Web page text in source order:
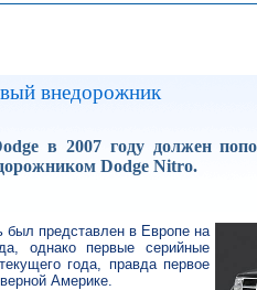
внедорожник
в 2007 году должен
Dodge Nitro.
был представлен в Европе на
однако первые серийные
года, правда первое
Америке.